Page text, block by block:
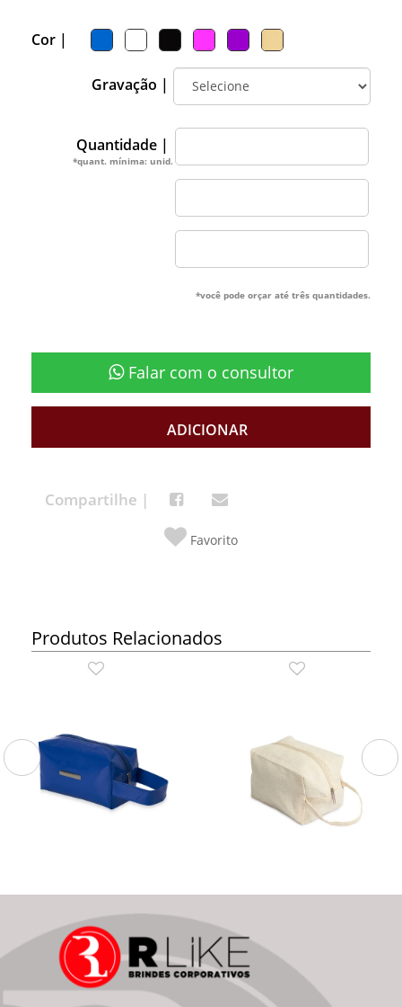
Cor |
Gravação |
Quantidade |
*quant. mínima: unid.
*você pode orçar até três quantidades.
Falar com o consultor
ADICIONAR
Compartilhe |
Favorito
Produtos Relacionados
Nécessaire Vinil
Plaquinha
Nécessaire Vinil Impermeável com
Plaquinha.
Nécessaire Algodão